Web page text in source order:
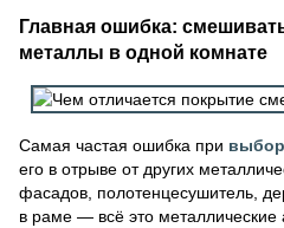
Главная ошибка:
металлы в одной комнате
Самая частая ошибка при
его в отрыве от других
фасадов, полотенцесушитель,
в раме — всё это